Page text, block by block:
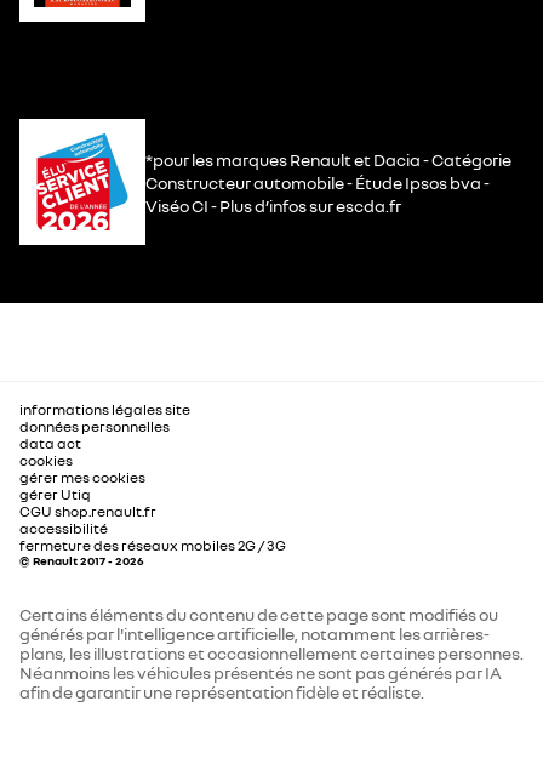
*pour les marques Renault et Dacia - Catégorie
Constructeur automobile - Étude Ipsos bva -
Viséo CI - Plus d’infos sur escda.fr
informations légales site
données personnelles
data act
cookies
gérer mes cookies
gérer Utiq
CGU shop.renault.fr
accessibilité
fermeture des réseaux mobiles 2G / 3G
© Renault 2017 - 2026
Certains éléments du contenu de cette page sont modifiés ou
générés par l'intelligence artificielle, notamment les arrières-
plans, les illustrations et occasionnellement certaines personnes.
Néanmoins les véhicules présentés ne sont pas générés par IA
afin de garantir une représentation fidèle et réaliste.